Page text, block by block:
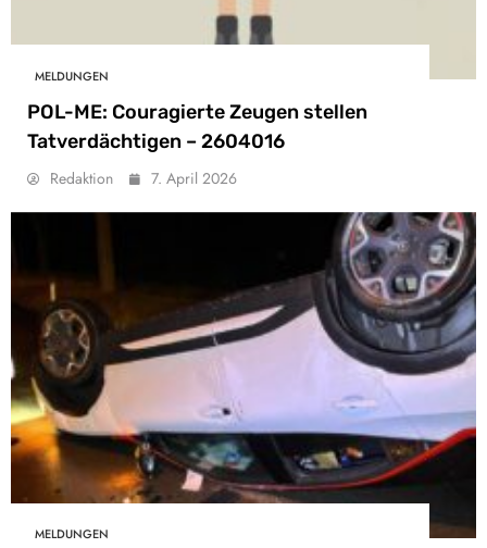
MELDUNGEN
POL-ME: Couragierte Zeugen stellen
Tatverdächtigen – 2604016
Redaktion 7. April 2026
MELDUNGEN